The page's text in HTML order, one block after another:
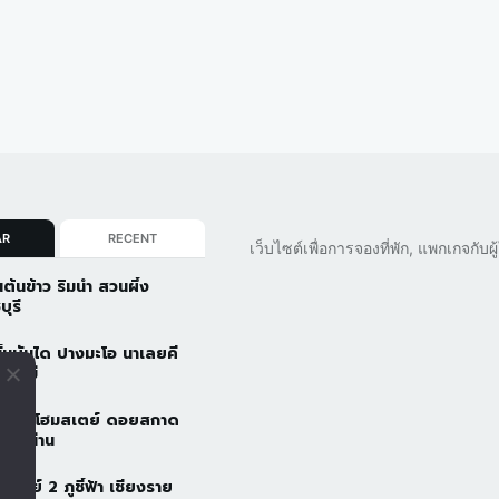
RECENT
ต้นข้าว ริมน้ำ สวนผึ้ง
รี
บันได ปางมะโอ นาเลยคี
ใหม่
ดอยโฮมสเตย์ ดอยสกาด
จ.น่าน
ารีย์ 2 ภูชี้ฟ้า เชียงราย
เว็บไซต์เพื่อการจองที่พัก, แพกเกจกั